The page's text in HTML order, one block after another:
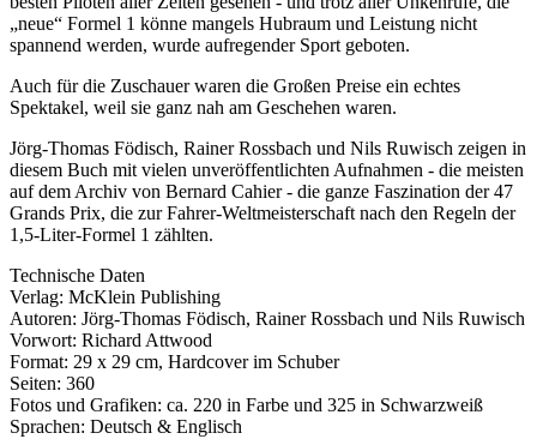
„neue“ Formel 1 könne mangels Hubraum und Leistung nicht
spannend werden, wurde aufregender Sport geboten.
Auch für die Zuschauer waren die Großen Preise ein echtes
Spektakel, weil sie ganz nah am Geschehen waren.
Jörg-Thomas Födisch, Rainer Rossbach und Nils Ruwisch zeigen in
diesem Buch mit vielen unveröffentlichten Aufnahmen - die meisten
auf dem Archiv von Bernard Cahier - die ganze Faszination der 47
Grands Prix, die zur Fahrer-Weltmeisterschaft nach den Regeln der
1,5-Liter-Formel 1 zählten.
Technische Daten
Verlag: McKlein Publishing
Autoren: Jörg-Thomas Födisch, Rainer Rossbach und Nils Ruwisch
Vorwort: Richard Attwood
Format: 29 x 29 cm, Hardcover im Schuber
Seiten: 360
Fotos und Grafiken: ca. 220 in Farbe und 325 in Schwarzweiß
Sprachen: Deutsch & Englisch